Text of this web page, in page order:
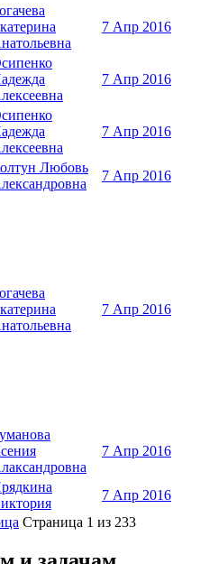
7 Апр 2016
7 Апр 2016
7 Апр 2016
Любовь
7 Апр 2016
7 Апр 2016
7 Апр 2016
7 Апр 2016
Страница 1 из 233